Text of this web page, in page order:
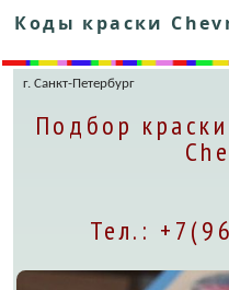
Коды краски
г. Санкт-Петербург
Подбор
Тел.: